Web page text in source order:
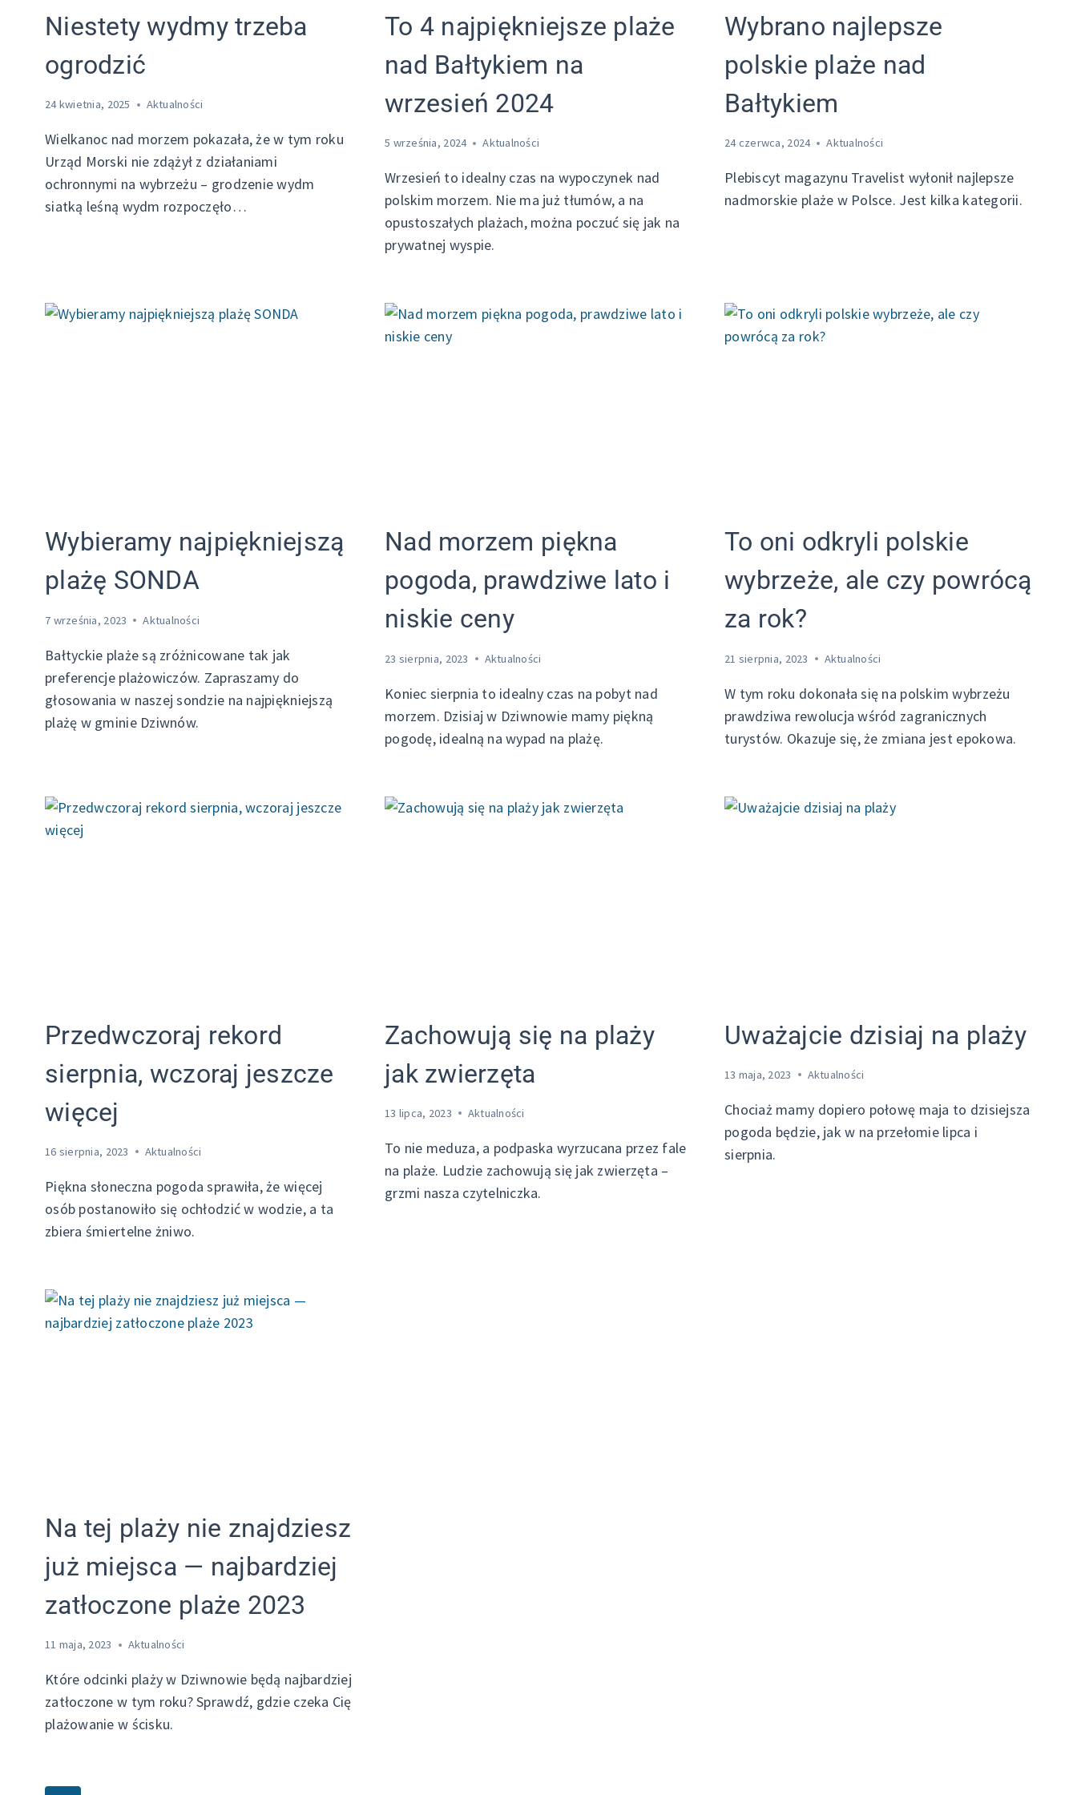
Niestety wydmy trzeba
ogrodzić
24 kwietnia, 2025 Aktualności
Wielkanoc nad morzem pokazała, że w tym roku
Urząd Morski nie zdążył z działaniami
ochronnymi na wybrzeżu – grodzenie wydm
siatką leśną wydm rozpoczęło…
To 4 najpiękniejsze plaże
nad Bałtykiem na
wrzesień 2024
5 września, 2024 Aktualności
Wrzesień to idealny czas na wypoczynek nad
polskim morzem. Nie ma już tłumów, a na
opustoszałych plażach, można poczuć się jak na
prywatnej wyspie.
Wybrano najlepsze
polskie plaże nad
Bałtykiem
24 czerwca, 2024 Aktualności
Plebiscyt magazynu Travelist wyłonił najlepsze
nadmorskie plaże w Polsce. Jest kilka kategorii.
Wybieramy najpiękniejszą
plażę SONDA
7 września, 2023 Aktualności
Bałtyckie plaże są zróżnicowane tak jak
preferencje plażowiczów. Zapraszamy do
głosowania w naszej sondzie na najpiękniejszą
plażę w gminie Dziwnów.
Nad morzem piękna
pogoda, prawdziwe lato i
niskie ceny
23 sierpnia, 2023 Aktualności
Koniec sierpnia to idealny czas na pobyt nad
morzem. Dzisiaj w Dziwnowie mamy piękną
pogodę, idealną na wypad na plażę.
To oni odkryli polskie
wybrzeże, ale czy powrócą
za rok?
21 sierpnia, 2023 Aktualności
W tym roku dokonała się na polskim wybrzeżu
prawdziwa rewolucja wśród zagranicznych
turystów. Okazuje się, że zmiana jest epokowa.
Przedwczoraj rekord
sierpnia, wczoraj jeszcze
więcej
16 sierpnia, 2023 Aktualności
Piękna słoneczna pogoda sprawiła, że więcej
osób postanowiło się ochłodzić w wodzie, a ta
zbiera śmiertelne żniwo.
Zachowują się na plaży
jak zwierzęta
13 lipca, 2023 Aktualności
To nie meduza, a podpaska wyrzucana przez fale
na plaże. Ludzie zachowują się jak zwierzęta –
grzmi nasza czytelniczka.
Uważajcie dzisiaj na plaży
13 maja, 2023 Aktualności
Chociaż mamy dopiero połowę maja to dzisiejsza
pogoda będzie, jak w na przełomie lipca i
sierpnia.
Na tej plaży nie znajdziesz
już miejsca — najbardziej
zatłoczone plaże 2023
11 maja, 2023 Aktualności
Które odcinki plaży w Dziwnowie będą najbardziej
zatłoczone w tym roku? Sprawdź, gdzie czeka Cię
plażowanie w ścisku.